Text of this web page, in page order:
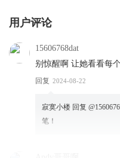
用户评论
15606768dat
别惊醒啊 让她看看每
回复 2024-08-22
寂寞小楼 回复 @
笔！